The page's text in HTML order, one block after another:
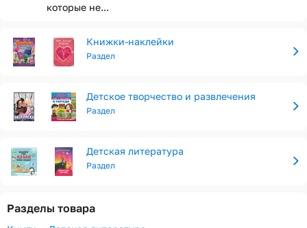
которые не...
Книжки-наклейки
Раздел
Детское творчество и развлечения
Раздел
Детская литература
Раздел
Разделы товара